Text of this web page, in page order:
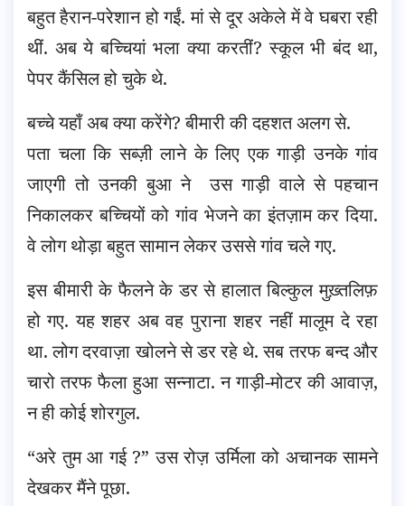
बहुत हैरान-परेशान हो गईं. मां से दूर अकेले में वे घबरा रही
थीं. अब ये बच्चियां भला क्या करतीं? स्कूल भी बंद था,
पेपर कैंसिल हो चुके थे.
बच्चे यहाँ अब क्या करेंगे? बीमारी की दहशत अलग से.
पता चला कि सब्ज़ी लाने के लिए एक गाड़ी उनके गांव
जाएगी तो उनकी बुआ ने उस गाड़ी वाले से पहचान
निकालकर बच्चियों को गांव भेजने का इंतज़ाम कर दिया.
वे लोग थोड़ा बहुत सामान लेकर उससे गांव चले गए.
इस बीमारी के फैलने के डर से हालात बिल्कुल मुख़्तलिफ़
हो गए. यह शहर अब वह पुराना शहर नहीं मालूम दे रहा
था. लोग दरवाज़ा खोलने से डर रहे थे. सब तरफ बन्द और
चारो तरफ फैला हुआ सन्नाटा. न गाड़ी-मोटर की आवाज़,
न ही कोई शोरगुल.
“अरे तुम आ गई ?” उस रोज़ उर्मिला को अचानक सामने
देखकर मैंने पूछा.